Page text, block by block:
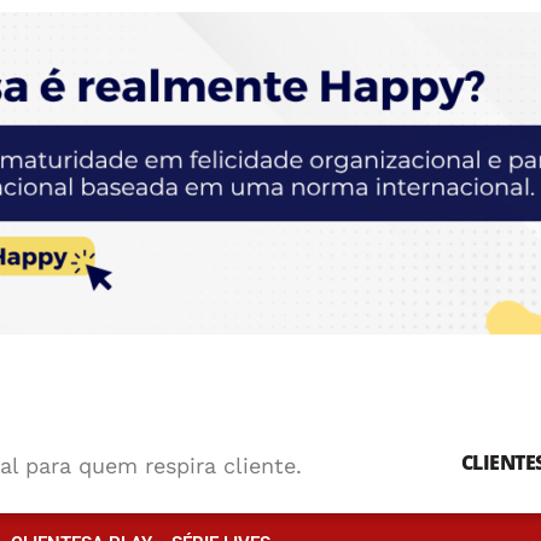
para quem respira cliente.